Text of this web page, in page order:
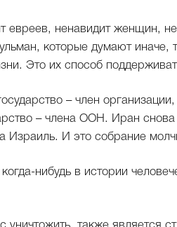
евреев, ненавидит женщин,
которые думают
Это их способ
– член организации,
– члена ООН. Иран
Израиль. И это собрание
нибудь в истории